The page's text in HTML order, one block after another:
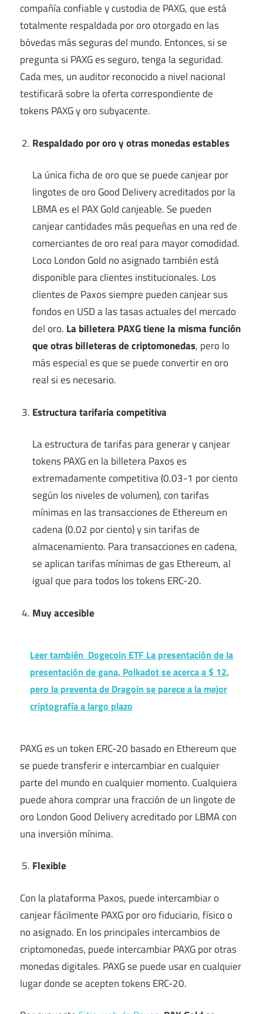
compañía confiable y custodia de PAXG, que está
totalmente respaldada por oro otorgado en las
bóvedas más seguras del mundo. Entonces, si se
pregunta si PAXG es seguro, tenga la seguridad.
Cada mes, un auditor reconocido a nivel nacional
testificará sobre la oferta correspondiente de
tokens PAXG y oro subyacente.
Respaldado por oro y otras monedas estables
La única ficha de oro que se puede canjear por
lingotes de oro Good Delivery acreditados por la
LBMA es el PAX Gold canjeable. Se pueden
canjear cantidades más pequeñas en una red de
comerciantes de oro real para mayor comodidad.
Loco London Gold no asignado también está
disponible para clientes institucionales. Los
clientes de Paxos siempre pueden canjear sus
fondos en USD a las tasas actuales del mercado
del oro. La billetera PAXG tiene la misma función
que otras billeteras de criptomonedas, pero lo
más especial es que se puede convertir en oro
real si es necesario.
Estructura tarifaria competitiva
La estructura de tarifas para generar y canjear
tokens PAXG en la billetera Paxos es
extremadamente competitiva (0.03-1 por ciento
según los niveles de volumen), con tarifas
mínimas en las transacciones de Ethereum en
cadena (0.02 por ciento) y sin tarifas de
almacenamiento. Para transacciones en cadena,
se aplican tarifas mínimas de gas Ethereum, al
igual que para todos los tokens ERC-20.
Muy accesible
Leer también Dogecoin ETF La presentación de la
presentación de gana, Polkadot se acerca a $ 12,
pero la preventa de Dragoin se parece a la mejor
criptografía a largo plazo
PAXG es un token ERC-20 basado en Ethereum que
se puede transferir e intercambiar en cualquier
parte del mundo en cualquier momento. Cualquiera
puede ahora comprar una fracción de un lingote de
oro London Good Delivery acreditado por LBMA con
una inversión mínima.
Flexible
Con la plataforma Paxos, puede intercambiar o
canjear fácilmente PAXG por oro fiduciario, físico o
no asignado. En los principales intercambios de
criptomonedas, puede intercambiar PAXG por otras
monedas digitales. PAXG se puede usar en cualquier
lugar donde se acepten tokens ERC-20.